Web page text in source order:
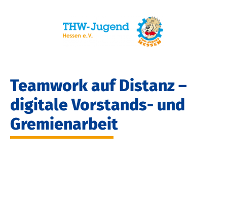
Teamwork auf Distanz –
digitale Vorstands- und
Gremienarbeit